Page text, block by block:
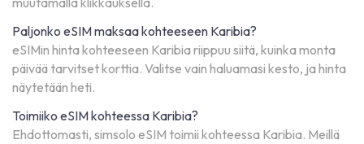
Paljonko eSIM maksaa kohteeseen Karibia?
eSIMin hinta kohteeseen Karibia riippuu siitä, kuinka monta
päivää tarvitset korttia. Valitse vain haluamasi kesto, ja hinta
näytetään heti.
Toimiiko eSIM kohteessa Karibia?
Ehdottomasti, simsolo eSIM toimii kohteessa Karibia. Meillä